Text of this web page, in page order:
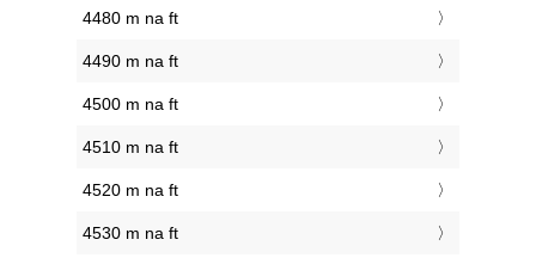
4480 m na ft
4490 m na ft
4500 m na ft
4510 m na ft
4520 m na ft
4530 m na ft